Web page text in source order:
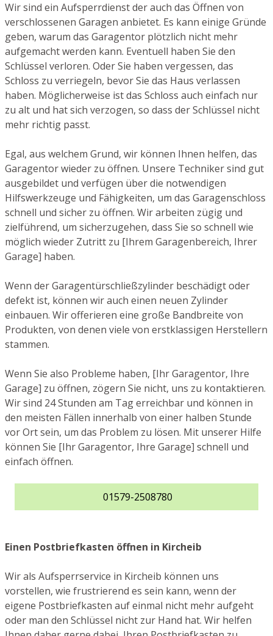
Wir sind ein Aufsperrdienst der auch das Öffnen von
verschlossenen Garagen anbietet. Es kann einige Gründe
geben, warum das Garagentor plötzlich nicht mehr
aufgemacht werden kann. Eventuell haben Sie den
Schlüssel verloren. Oder Sie haben vergessen, das
Schloss zu verriegeln, bevor Sie das Haus verlassen
haben. Möglicherweise ist das Schloss auch einfach nur
zu alt und hat sich verzogen, so dass der Schlüssel nicht
mehr richtig passt.
Egal, aus welchem Grund, wir können Ihnen helfen, das
Garagentor wieder zu öffnen. Unsere Techniker sind gut
ausgebildet und verfügen über die notwendigen
Hilfswerkzeuge und Fähigkeiten, um das Garagenschloss
schnell und sicher zu öffnen. Wir arbeiten zügig und
zielführend, um sicherzugehen, dass Sie so schnell wie
möglich wieder Zutritt zu [Ihrem Garagenbereich, Ihrer
Garage] haben.
Wenn der Garagentürschließzylinder beschädigt oder
defekt ist, können wir auch einen neuen Zylinder
einbauen. Wir offerieren eine große Bandbreite von
Produkten, von denen viele von erstklassigen Herstellern
stammen.
Wenn Sie also Probleme haben, [Ihr Garagentor, Ihre
Garage] zu öffnen, zögern Sie nicht, uns zu kontaktieren.
Wir sind 24 Stunden am Tag erreichbar und können in
den meisten Fällen innerhalb von einer halben Stunde
vor Ort sein, um das Problem zu lösen. Mit unserer Hilfe
können Sie [Ihr Garagentor, Ihre Garage] schnell und
einfach öffnen.
01579-2508780
Einen Postbriefkasten öffnen in Kircheib
Wir als Aufsperrservice in Kircheib können uns
vorstellen, wie frustrierend es sein kann, wenn der
eigene Postbriefkasten auf einmal nicht mehr aufgeht
oder man den Schlüssel nicht zur Hand hat. Wir helfen